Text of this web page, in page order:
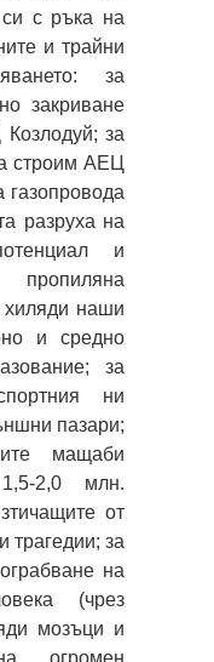
с ръка на
и трайни
за
закриване
за
строим АЕЦ
газопровода
разруха на
и
хиляди наши
и средно
за
ни
пазари;
мащаби
2,0 млн.
от
трагедии; за
на
(чрез
мозъци и
огромен